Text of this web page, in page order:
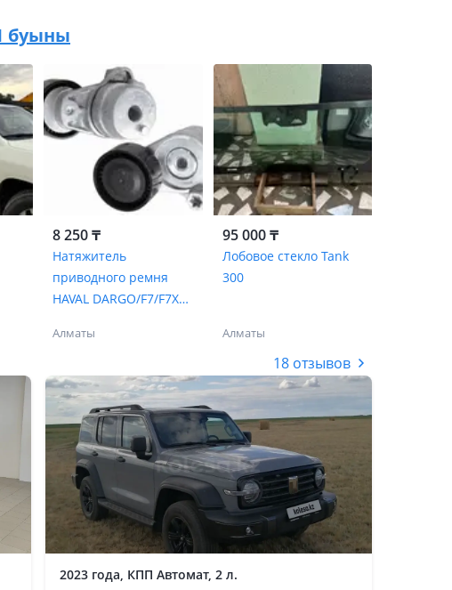
буыны
8 250 ₸
Натяжитель
приводного ремня
HAVAL DARGO/F7/F7X
Алматы
95 000 ₸
Лобовое стекло Tank
300
Алматы
18 отзывов
2023 года, КПП Автомат, 2 л.